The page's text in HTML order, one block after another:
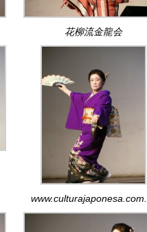
花柳流金龍会